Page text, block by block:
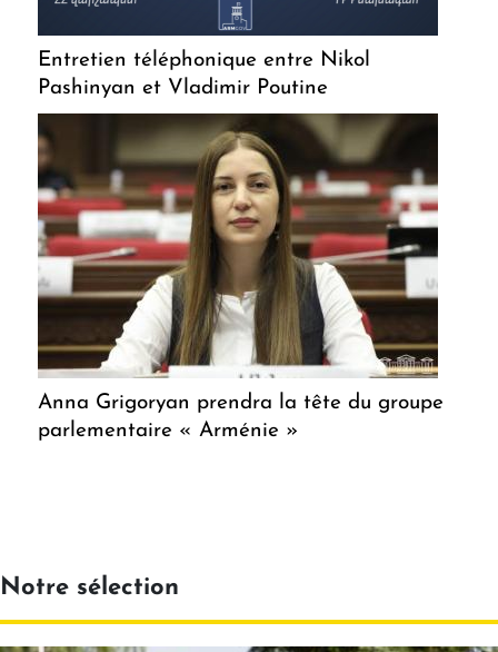
Entretien téléphonique entre Nikol
Pashinyan et Vladimir Poutine
Anna Grigoryan prendra la tête du groupe
parlementaire « Arménie »
Notre sélection